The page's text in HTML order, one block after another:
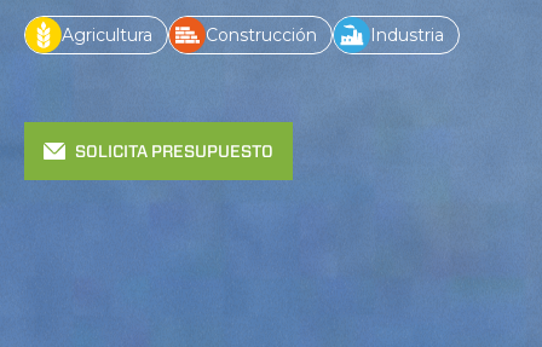
Agricultura Construcción Industria
SOLICITA PRESUPUESTO